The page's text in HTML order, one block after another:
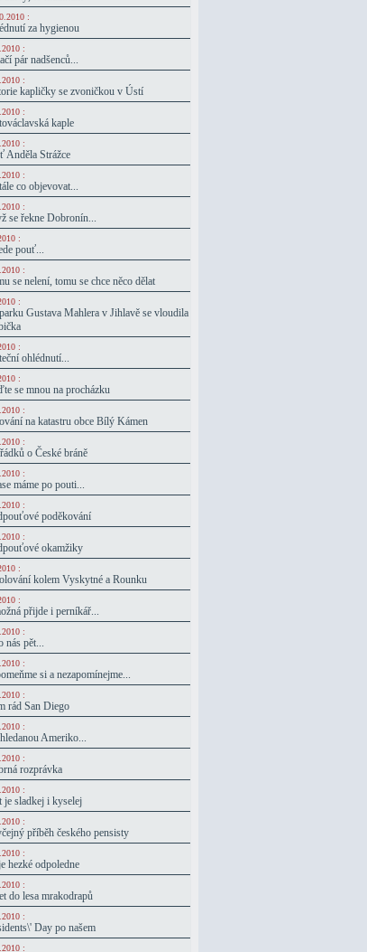
:
za hygienou
:
pár nadšenců...
:
kapličky se zvoničkou v Ústí
:
kaple
:
Anděla Strážce
:
co objevovat...
:
se řekne Dobronín...
:
pouť...
:
se nelení, tomu se chce něco dělat
:
Gustava Mahlera v Jihlavě se vloudila
:
ohlédnutí...
:
se mnou na procházku
:
na katastru obce Bílý Kámen
:
o České bráně
:
máme po pouti...
:
poděkování
:
okamžiky
:
kolem Vyskytné a Rounku
:
přijde i perníkář...
:
nás pět...
:
si a nezapomínejme...
:
rád San Diego
:
Ameriko...
:
rozprávka
:
je sladkej i kyselej
:
příběh českého pensisty
:
hezké odpoledne
:
do lesa mrakodrapů
:
Day po našem
: